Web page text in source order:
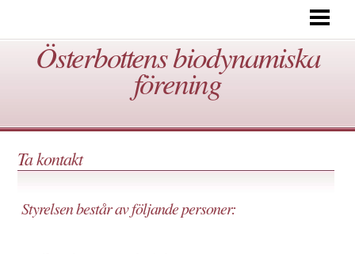
VERKSAMHET
Österbottens biodynamiska
förening
Ta kontakt
Styrelsen består av följande personer: